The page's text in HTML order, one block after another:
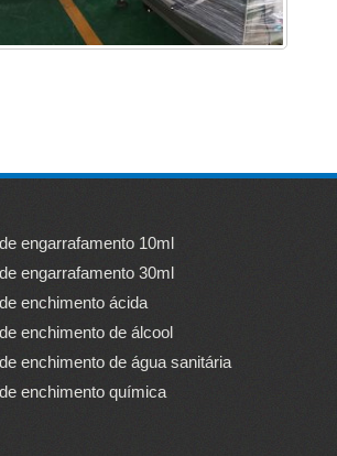
engarrafamento 10ml
engarrafamento 30ml
enchimento ácida
enchimento de álcool
enchimento de água sanitária
enchimento química